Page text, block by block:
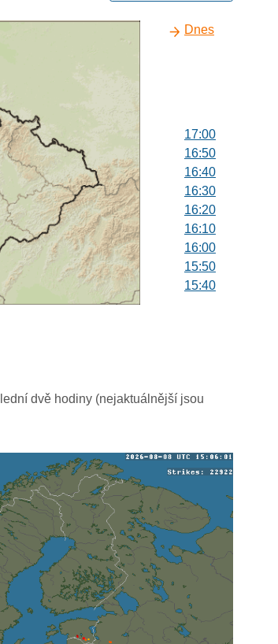
Dnes
17:00
16:50
16:40
16:30
16:20
16:10
16:00
15:50
15:40
14:40
14:10
14:00
dvě hodiny (nejaktuálnější jsou